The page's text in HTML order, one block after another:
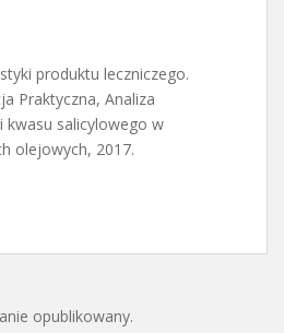
produktu leczniczego.
Praktyczna, Analiza
kwasu salicylowego w
olejowych, 2017.
opublikowany.